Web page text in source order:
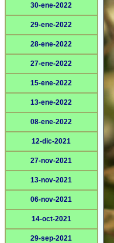
30-ene-2022
29-ene-2022
28-ene-2022
27-ene-2022
15-ene-2022
13-ene-2022
08-ene-2022
12-dic-2021
27-nov-2021
13-nov-2021
06-nov-2021
14-oct-2021
29-sep-2021